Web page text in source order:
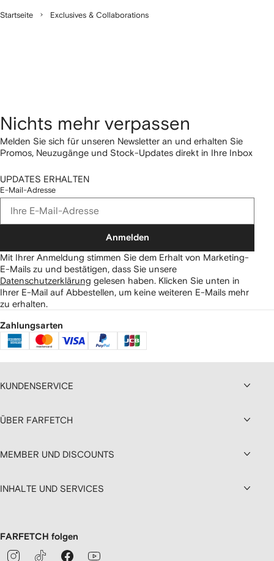
Startseite Exclusives & Collaborations
Nichts mehr verpassen
Melden Sie sich für unseren Newsletter an und erhalten Sie
Promos, Neuzugänge und Stock-Updates direkt in Ihre Inbox
UPDATES ERHALTEN
E-Mail-Adresse
Anmelden
Mit Ihrer Anmeldung stimmen Sie dem Erhalt von Marketing-
E-Mails zu und bestätigen, dass Sie unsere
Datenschutzerklärung gelesen haben. Klicken Sie unten in
Ihrer E-Mail auf Abbestellen, um keine weiteren E-Mails mehr
zu erhalten.
Zahlungsarten
KUNDENSERVICE
ÜBER FARFETCH
MEMBER UND DISCOUNTS
INHALTE UND SERVICES
FARFETCH folgen